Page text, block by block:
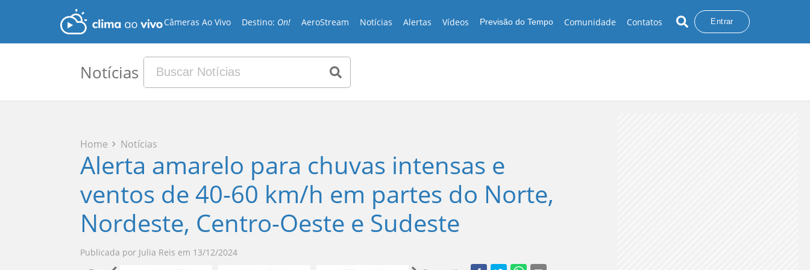
Câmeras Ao Vivo Destino: On! AeroStream Notícias Alertas Vídeos Previsão do Tempo Comunidade Contatos Entrar
Notícias
Home Notícias
Alerta amarelo para chuvas intensas e
ventos de 40-60 km/h em partes do Norte,
Nordeste, Centro-Oeste e Sudeste
Publicada por Julia Reis em 13/12/2024